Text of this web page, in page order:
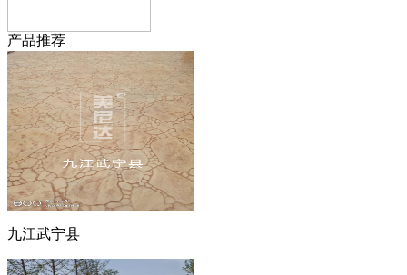
产品推荐
九江武宁县